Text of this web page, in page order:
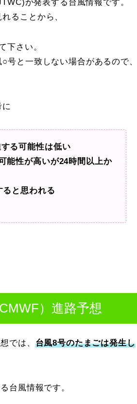
が発表する台風情報です。
ることから、
下さい。
号と一致しない場合があるので、
に
る可能性は低い
能性が高いが24時間以上か
と思われる
）進路予想
では、 台風8号のたまごは発生し
台風情報です。